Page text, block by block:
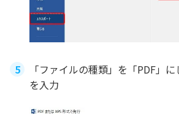
「ファイルの種類」を「PDF」に
を入力